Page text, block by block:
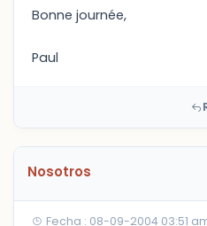
Bonne journée,
Paul
Nosotros
Fecha : 08-09-2004 03:51